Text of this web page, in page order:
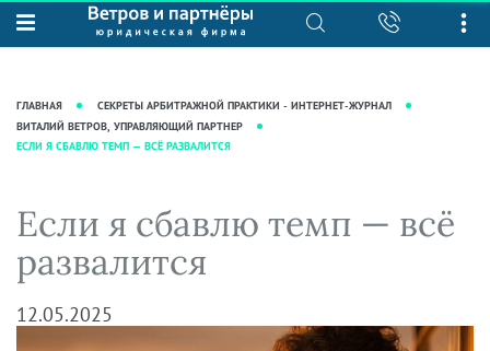
О нас
Рекомендации
фирмы
Кейсы
Юридические услуги
Интеллектуальная собственность
Сопровождение бизнеса
Ведение уголовных дел
Защита активов
Ведение дел о банкротстве
База знаний
Журнал "Секреты арбитражной
практики"
Статьи
Аудиоподкасты
Видеоподкасты
Вопросы-ответы
ГЛАВНАЯ
СЕКРЕТЫ АРБИТРАЖНОЙ ПРАКТИКИ - ИНТЕРНЕТ-ЖУРНАЛ
ВИТАЛИЙ ВЕТРОВ, УПРАВЛЯЮЩИЙ ПАРТНЕР
ЕСЛИ Я СБАВЛЮ ТЕМП — ВСЁ РАЗВАЛИТСЯ
Если я сбавлю темп — всё
развалится
12.05.2025